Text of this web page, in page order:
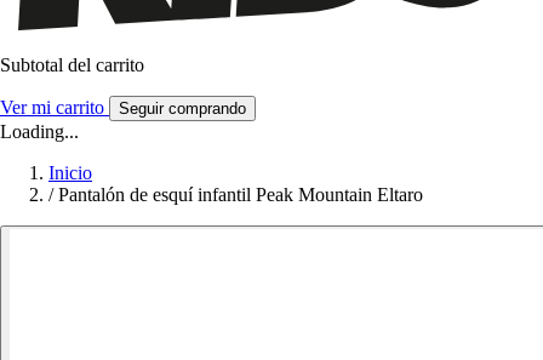
Subtotal del carrito
Ver mi carrito Seguir comprando
Loading...
Inicio
/ Pantalón de esquí infantil Peak Mountain Eltaro